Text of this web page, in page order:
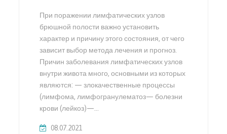
При поражении лимфатических узлов
брюшной полости важно установить
характер и причину этого состояния, от чего
зависит выбор метода лечения и прогноз.
Причин заболевания лимфатических узлов
внутри живота много, основными из которых
являются: — злокачественные процессы
(лимфома, лимфогранулематоз— болезни
крови (лейкоз)—…
08.07.2021